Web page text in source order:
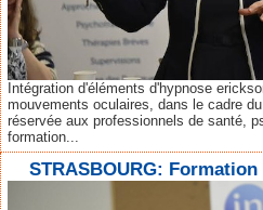
Intégration d'éléments d'hypnose
mouvements oculaires, dans le cadre
réservée aux professionnels de santé,
formation...
STRASBOURG: